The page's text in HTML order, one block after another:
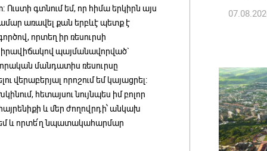
Ուստի գտնում եմ, որ հիմա երկիրն այս
առավել քան երբևէ պետք է
որտեղ իր ռեսուրսի
իրավիճակով պայմանավորված`
մանդատիս ռեսուրսը
վերաբերյալ որոշում եմ կայացրել։
հետայսու նույնպես իմ բոլոր
հայրենիքի և մեր ժողովրդի՝ անկախ
և որտե՛ղ նպատակահարմար
Հայ
և